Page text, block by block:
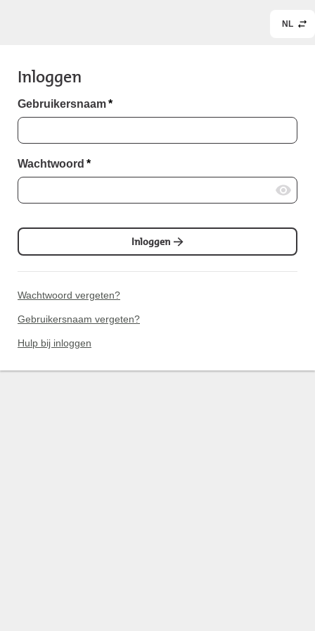
NL
Inloggen
Gebruikersnaam*
Wachtwoord *
Inloggen
Wachtwoord vergeten?
Gebruikersnaam vergeten?
Hulp bij inloggen